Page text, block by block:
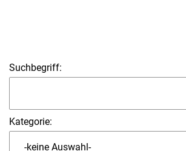
Suchbegriff:
Kategorie: